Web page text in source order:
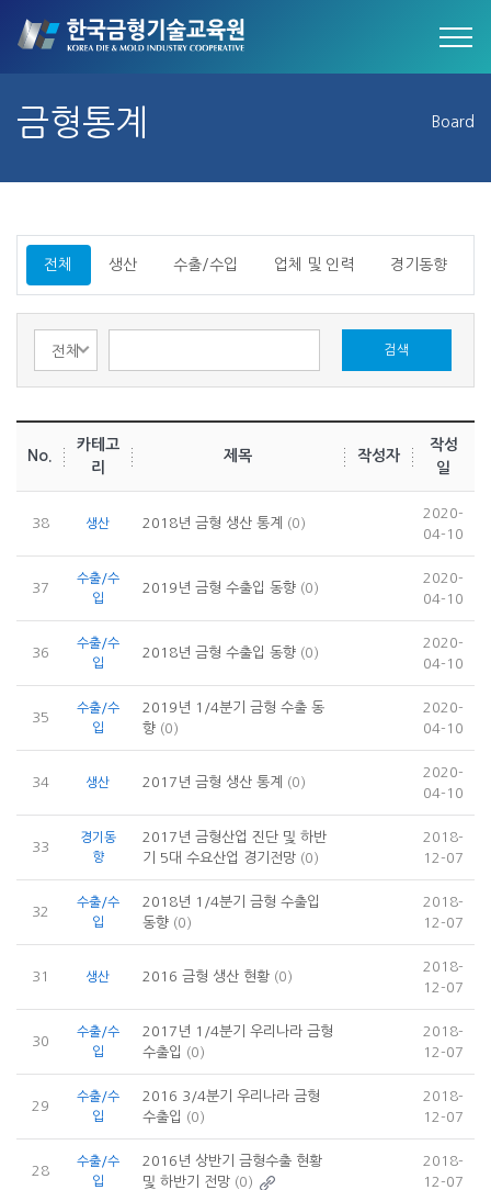
금형통계 Board
전체 생산 수출/수입 업체 및 인력 경기동향
검색
Total :38건
No.
카테고
리
제목 작성자
작성
일
38 생산 2018년 금형 생산 통계 (0)
2020-
04-10
37
수출/수
입
2019년 금형 수출입 동향 (0)
2020-
04-10
36
수출/수
입
2018년 금형 수출입 동향 (0)
2020-
04-10
35
수출/수
입
2019년 1/4분기 금형 수출 동
향 (0)
2020-
04-10
34 생산 2017년 금형 생산 통계 (0)
2020-
04-10
33
경기동
향
2017년 금형산업 진단 및 하반
기 5대 수요산업 경기전망 (0)
2018-
12-07
32
수출/수
입
2018년 1/4분기 금형 수출입
동향 (0)
2018-
12-07
31 생산 2016 금형 생산 현황 (0)
2018-
12-07
30
수출/수
입
2017년 1/4분기 우리나라 금형
수출입 (0)
2018-
12-07
29
수출/수
입
2016 3/4분기 우리나라 금형
수출입 (0)
2018-
12-07
28
수출/수
입
2016년 상반기 금형수출 현황
및 하반기 전망 (0)
2018-
12-07